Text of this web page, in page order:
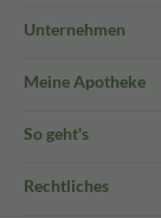
Unternehmen
Meine Apotheke
So geht's
Rechtliches